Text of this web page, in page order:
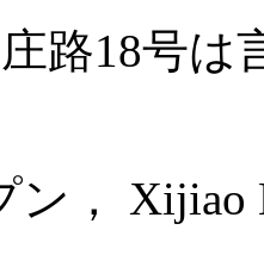
路18号は
ン， Xijiao